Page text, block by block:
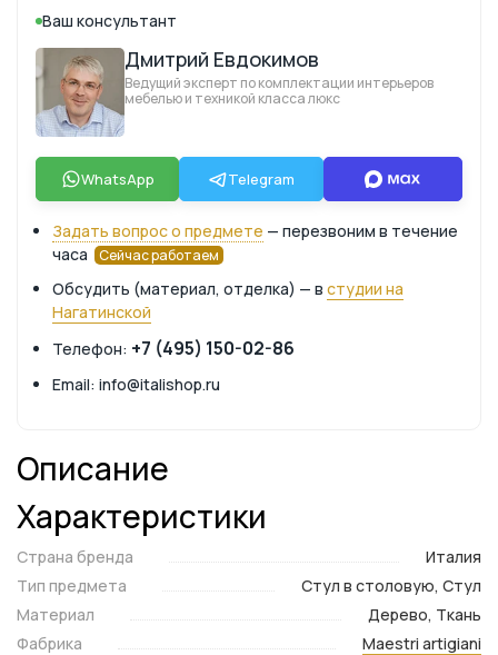
Ваш консультант
Дмитрий Евдокимов
Ведущий эксперт по комплектации интерьеров
мебелью и техникой класса люкс
WhatsApp Telegram
Задать вопрос о предмете — перезвоним в течение
часа
Сейчас работаем
Обсудить (материал, отделка) — в студии на
Нагатинской
Телефон: +7 (495) 150-02-86
Email: info@italishop.ru
Описание
Характеристики
Страна бренда
Италия
Тип предмета
Стул в столовую, Стул
Материал
Дерево, Ткань
Фабрика
Maestri artigiani